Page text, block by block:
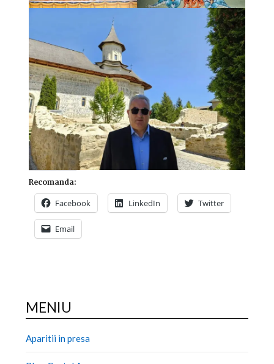
Recomanda:
Facebook LinkedIn Twitter
Email
MENIU
Aparitii in presa